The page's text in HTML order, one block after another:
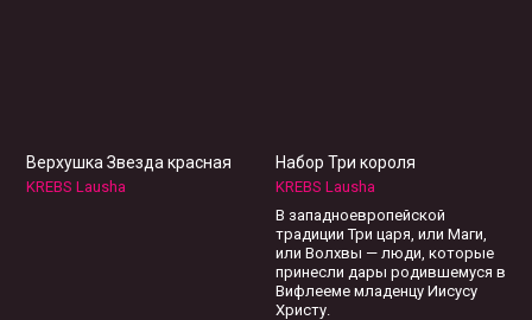
Верхушка Звезда красная
KREBS Lausha
Набор Три короля
KREBS Lausha
В западноевропейской
традиции Три царя, или Маги,
или Волхвы — люди, которые
принесли дары родившемуся в
Вифлееме младенцу Иисусу
Христу.